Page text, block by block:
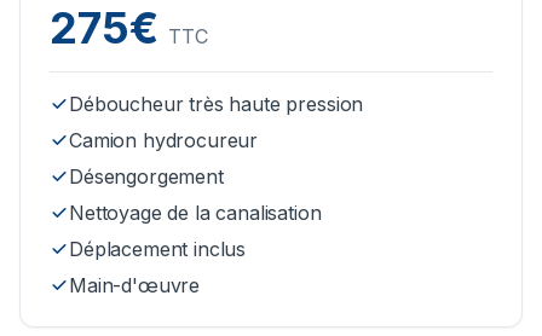
275€ TTC
Déboucheur très haute pression
Camion hydrocureur
Désengorgement
Nettoyage de la canalisation
Déplacement inclus
Main-d'œuvre